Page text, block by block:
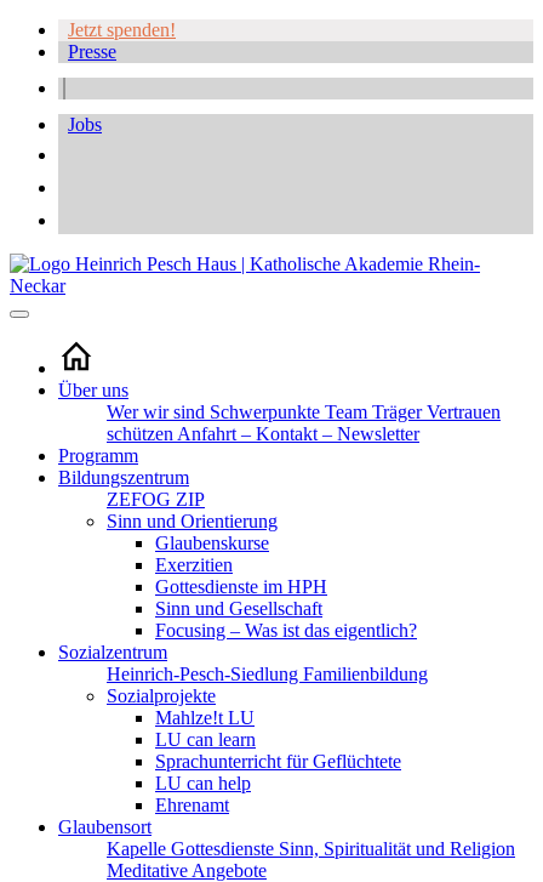
Jetzt spenden!
Presse
Jobs
Über uns
Wer wir sind Schwerpunkte Team TrägerVertrauen
schützen Anfahrt – Kontakt – Newsletter
Programm
Bildungszentrum
ZEFOG ZIP
Sinn und Orientierung
Glaubenskurse
Exerzitien
Gottesdienste im HPH
Sinn und Gesellschaft
Focusing – Was ist das eigentlich?
Sozialzentrum
Heinrich-Pesch-Siedlung Familienbildung
Sozialprojekte
Mahlze!t LU
LU can learn
Sprachunterricht für Geflüchtete
LU can help
Ehrenamt
Glaubensort
Kapelle Gottesdienste Sinn, Spiritualität und Religion
Meditative Angebote